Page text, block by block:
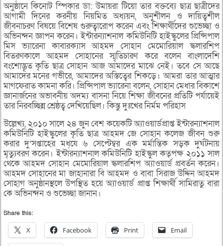
অনুষ্ঠানে কিনোট স্পিকার ডা: উমায়রা টিয়ো তার বক্তব্যে ছাত্র ছাত্রীদের
আগামী দিনের করনীয় নিয়মিত অধ্যয়ন, অনুশীলন ও দায়িত্বশীল
জীবনাচরণ বিষয়ে বিশেষ গুরুত্বারোপ করেন এবং শিক্ষার্থীদের শুভেচ্ছা ও
অভিনন্দন জ্ঞাপন করেন। ইন্টারন্যাশনাল কমিউনিটি হাইস্কুলের প্রিন্সিপাল
মিস ভ্যারেনা কাবারক্যাস আহমদ সোহান মেমোরিয়াল স্কলারশিপ
বিতরণকালে আহমদ সোহানের স্মৃতিচারণ করে বলেন বাংলাদেশি
বংশোদ্ভূত কৃতি ছাত্র সোহান আজ আমাদের মাঝে নেই। তবে সে আছে
আমাদের মনের গভীরে, আমাদের অস্তিত্বের শিকড়ে। আমরা তার আত্মার
মাগফেরাত কামনা করি। প্রিন্সিপাল ভ্যারেনা বলেন, সোহান মেধার বিকাশে
জ্ঞানার্জনের অভাবনীয় অদম্য বাসনা নিয়ে শিক্ষা জীবনের প্রতিটি পর্যায়েই
তার নিরবচ্ছিন্ন শ্রেষ্ঠত্ব দেখিয়েছিল। কিন্তু দুঃখের নির্মম পরিহাস
উল্লেখ্য, ২০১০ সালে ২৪ জুন বেশ কয়েকটি অ্যাওয়ার্ডপ্রাপ্ত ইন্টারন্যাশনাল
কমিউনিটি হাইস্কুলের কৃতি ছাত্র আহমদ জে সোহান কলেজ জীবন শুরু
করার দু’সপ্তাহের মধ্েয ৬ সেপ্টেম্বর এক মর্মান্তিক সড়ক দুর্ঘটনায়
মৃত্যুবরণ করেন। ইন্টারন্যাশনাল কমিউনিটি হাইস্কুল কতৃপক্ষ ২০১১ সাল
থেকে আহমদ সোহান মেমোরিয়াল স্কলারশিপ অ্যাওয়ার্ড প্রবর্তন করেন।
আহমদ সোহানের মা জাহানারা বি আহমদ ও বাবা সিরাজ উদ্দিন আহমদ
সোহাগ অনুষ্ঠানস্থলে উপস্থিত হয়ে অ্যাওয়ার্ড প্রাপ্ত শিক্ষার্থী সামিরাতু বারা
কে অভিনন্দন ও শুভেচ্ছা জানান।
Share this:
X Facebook Print Email